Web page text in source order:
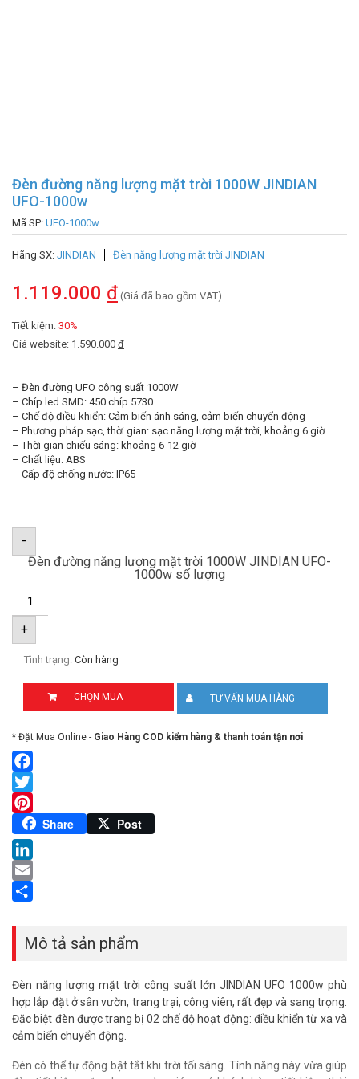
Đèn đường năng lượng mặt trời 1000W JINDIAN
UFO-1000w
Mã SP: UFO-1000w
Hãng SX: JINDIAN Đèn năng lượng mặt trời JINDIAN
1.119.000 đ (Giá đã bao gồm VAT)
Tiết kiệm: 30%
Giá website: 1.590.000 đ
– Đèn đường UFO công suất 1000W
– Chíp led SMD: 450 chíp 5730
– Chế độ điều khiển: Cảm biến ánh sáng, cảm biến chuyển động
– Phương pháp sạc, thời gian: sạc năng lượng mặt trời, khoảng 6 giờ
– Thời gian chiếu sáng: khoảng 6-12 giờ
– Chất liệu: ABS
– Cấp độ chống nước: IP65
-
Đèn đường năng lượng mặt trời 1000W JINDIAN UFO-
1000w số lượng
+
Tình trạng: Còn hàng
CHỌN MUA TƯ VẤN MUA HÀNG
* Đặt Mua Online - Giao Hàng COD kiểm hàng & thanh toán tận nơi
Facebook
Twitter
Pinterest
Share Post
LinkedIn
Email
Mô tả sản phẩm
Đèn năng lượng mặt trời công suất lớn JINDIAN UFO 1000w phù
hợp lắp đặt ở sân vườn, trang trại, công viên, rất đẹp và sang trọng.
Đặc biệt đèn được trang bị 02 chế độ hoạt động: điều khiển từ xa và
cảm biến chuyển động.
Đèn có thể tự động bật tắt khi trời tối sáng. Tính năng này vừa giúp